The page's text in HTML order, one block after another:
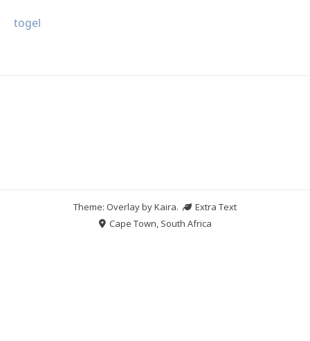
togel
Theme: Overlay byKaira.
Extra Text
Cape Town, South Africa